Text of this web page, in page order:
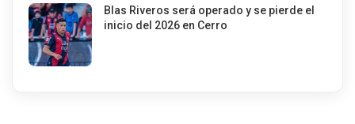
Blas Riveros será operado y se pierde el
inicio del 2026 en Cerro